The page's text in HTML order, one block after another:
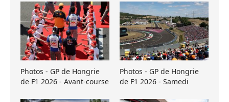
Photos - GP de Hongrie
de F1 2026 - Avant-course
Photos - GP de Hongrie
de F1 2026 - Samedi